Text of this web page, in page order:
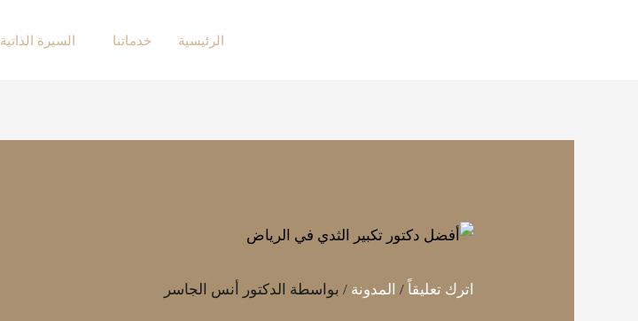
الرئيسية خدماتنا السيرة الذاتية
اترك تعليقاً / المدونة / بواسطة الدكتور أنس الجاسر